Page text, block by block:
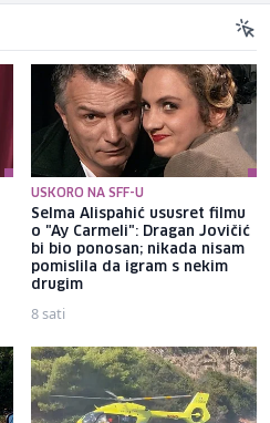
USKORO NA SFF-U
Selma Alispahić ususret filmu
o "Ay Carmeli": Dragan Jovičić
bi bio ponosan; nikada nisam
pomislila da igram s nekim
drugim
8 sati